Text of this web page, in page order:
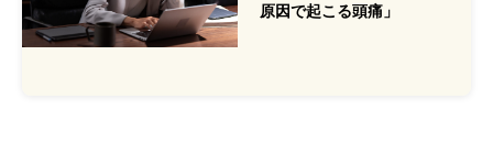
原因で起こる頭痛」